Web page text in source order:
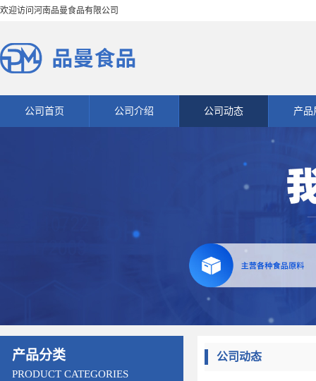
欢迎访问河南品曼食品有限公司
公司首页 公司介绍 公司动态 产品
产品分类
PRODUCT CATEGORIES
公司动态